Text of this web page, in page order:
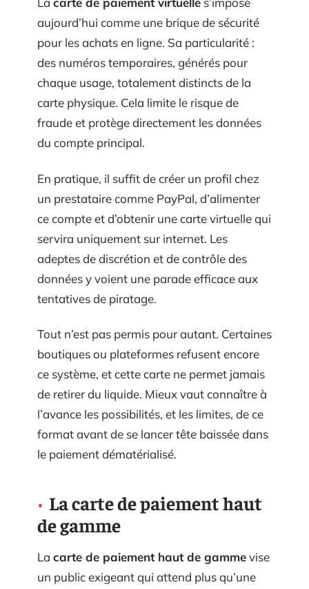
aujourd’hui comme une brique de sécurité
pour les achats en ligne. Sa particularité :
des numéros temporaires, générés pour
chaque usage, totalement distincts de la
carte physique. Cela limite le risque de
fraude et protège directement les données
du compte principal.
En pratique, il suffit de créer un profil chez
un prestataire comme PayPal, d’alimenter
ce compte et d’obtenir une carte virtuelle qui
servira uniquement sur internet. Les
adeptes de discrétion et de contrôle des
données y voient une parade efficace aux
tentatives de piratage.
Tout n’est pas permis pour autant. Certaines
boutiques ou plateformes refusent encore
ce système, et cette carte ne permet jamais
de retirer du liquide. Mieux vaut connaître à
l’avance les possibilités, et les limites, de ce
format avant de se lancer tête baissée dans
le paiement dématérialisé.
La carte de paiement haut
de gamme
La carte de paiement haut de gammevise
un public exigeant qui attend plus qu’une